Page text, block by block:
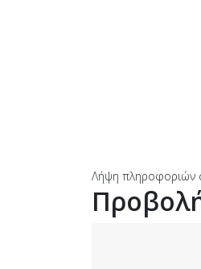
Λήψη πληροφοριών